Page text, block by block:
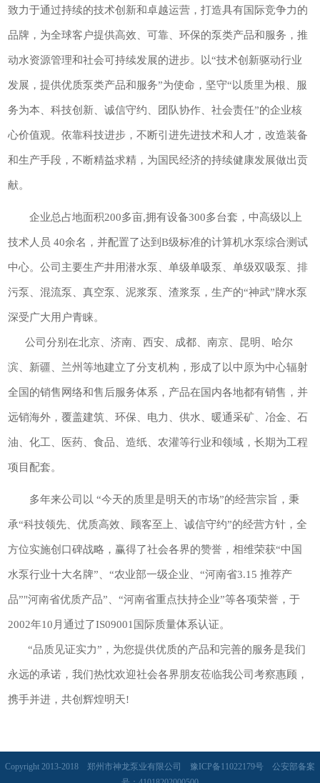
致力于通过持续的技术创新和卓越运营，打造具有国际竞争力的
品牌，为全球客户提供高效、可靠、环保的泵类产品和服务，推
动水资源管理和社会可持续发展的进步。以“技术创新驱动行业
发展，提供优质泵类产品和服务”为使命，坚守“以质里为根、服
务为本、科技创新、诚信守约、团队协作、社会责任”的企业核
心价值观。依靠科技进步，不断引进先进技术和人才，改造装备
和生产手段，不断精益求精，为国民经济的持续健康发展做出贡
献。
企业总占地面积200多亩,拥有设备300多台套，中高级以上
技术人员 40余名，并配置了达到B级标准的计算机水泵综合测试
中心。公司主要生产井用潜水泵、单级单吸泵、单级双吸泵、排
污泵、混流泵、真空泵、泥浆泵、渣浆泵，生产的“神武”牌水泵
深受广大用户青睐。
公司分别在北京、济南、西安、成都、南京、昆明、哈尔
滨、新疆、兰州等地建立了分支机构，形成了以中原为中心辐射
全国的销售网络和售后服务体系，产品在国内各地都有销售，并
远销海外，覆盖建筑、环保、电力、供水、暖通采矿、冶金、石
油、化工、医药、食品、造纸、农灌等行业和领域，长期为工程
项目配套。
多年来公司以 “今天的质里是明天的市场”的经营宗旨，秉
承“科技领先、优质高效、顾客至上、诚信守约”的经营方针，全
方位实施创口碑战略，赢得了社会各界的赞誉，相维荣获“中国
水泵行业十大名牌”、“农业部一级企业、“河南省3.15 推荐产
品”"河南省优质产品”、“河南省重点扶持企业”等各项荣誉，于
2002年10月通过了IS09001国际质量体系认证。
“品质见证实力”，为您提供优质的产品和完善的服务是我们
永远的承诺，我们热忱欢迎社会各界朋友莅临我公司考察惠顾，
携手并进，共创辉煌明天!
Copyright 2013-2018 郑州市神龙泵业有限公司 豫ICP备11022179号 公安部备案